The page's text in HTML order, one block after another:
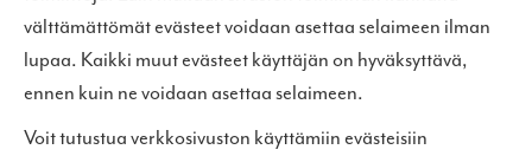
välttämättömät evästeet voidaan asettaa selaimeen ilman
lupaa. Kaikki muut evästeet käyttäjän on hyväksyttävä,
ennen kuin ne voidaan asettaa selaimeen.
Voit tutustua verkkosivuston käyttämiin evästeisiin